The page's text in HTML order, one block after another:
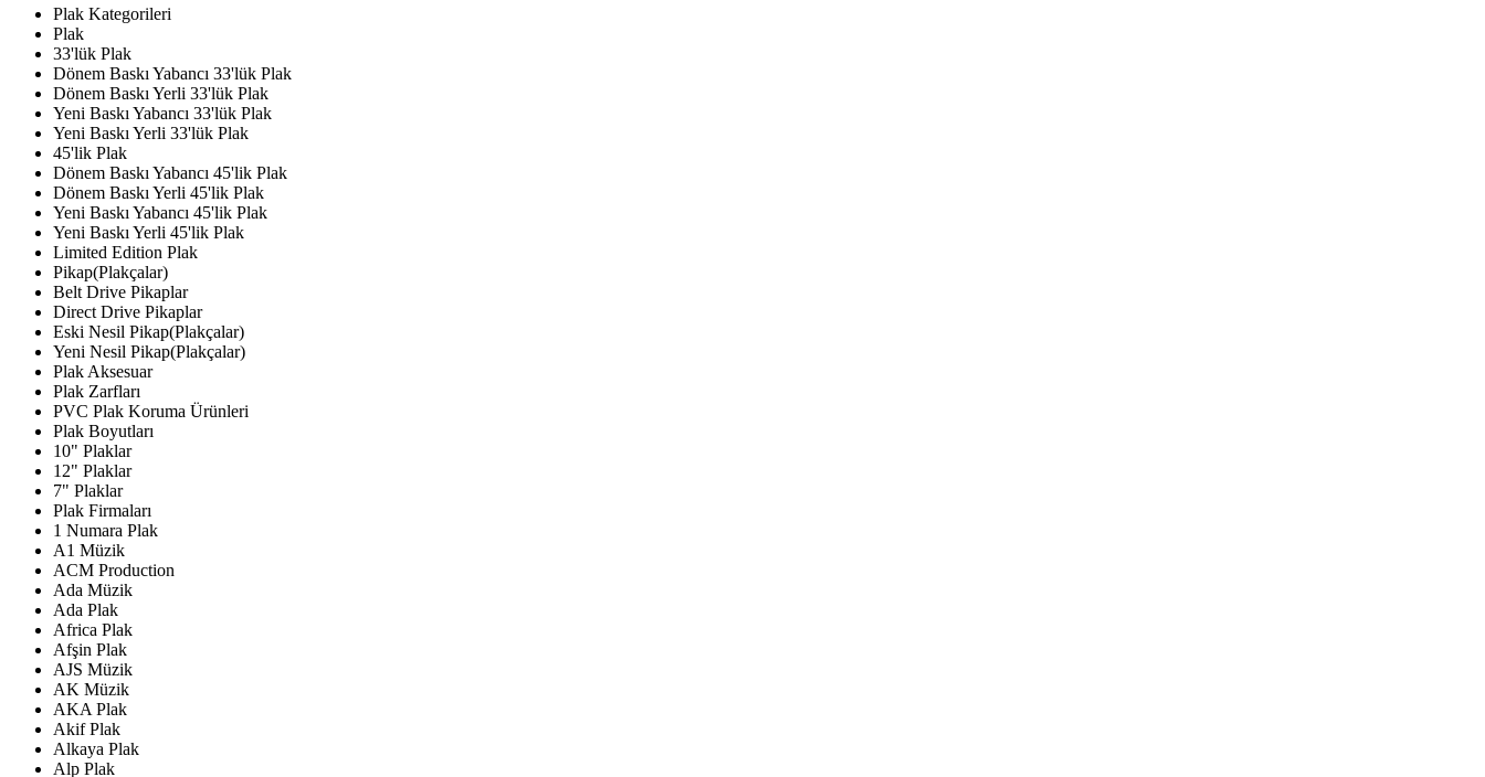
Plak Kategorileri
Plak
33'lük Plak
Dönem Baskı Yabancı 33'lük Plak
Dönem Baskı Yerli 33'lük Plak
Yeni Baskı Yabancı 33'lük Plak
Yeni Baskı Yerli 33'lük Plak
45'lik Plak
Dönem Baskı Yabancı 45'lik Plak
Dönem Baskı Yerli 45'lik Plak
Yeni Baskı Yabancı 45'lik Plak
Yeni Baskı Yerli 45'lik Plak
Limited Edition Plak
Pikap(Plakçalar)
Belt Drive Pikaplar
Direct Drive Pikaplar
Eski Nesil Pikap(Plakçalar)
Yeni Nesil Pikap(Plakçalar)
Plak Aksesuar
Plak Zarfları
PVC Plak Koruma Ürünleri
Plak Boyutları
10" Plaklar
12" Plaklar
7" Plaklar
Plak Firmaları
1 Numara Plak
A1 Müzik
ACM Production
Ada Müzik
Ada Plak
Africa Plak
Afşin Plak
AJS Müzik
AK Müzik
AKA Plak
Akif Plak
Alkaya Plak
Alp Plak